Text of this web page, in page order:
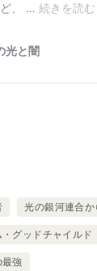
光の銀河連合
グッドチャイルド
強